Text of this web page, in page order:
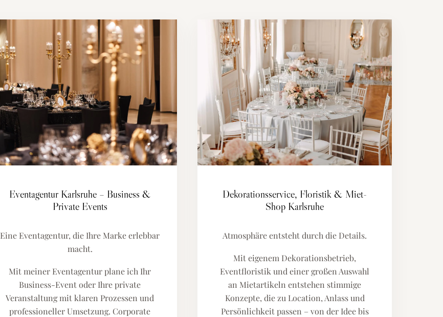
Eventagentur Karlsruhe – Business &
Private Events
Eine Eventagentur, die Ihre Marke erlebbar
macht.
Mit meiner Eventagentur plane ich Ihr
Business-Event oder Ihre private
Veranstaltung mit klaren Prozessen und
professioneller Umsetzung. Corporate
Dekorationsservice, Floristik & Miet-
Shop Karlsruhe
Atmosphäre entsteht durch die Details.
Mit eigenem Dekorationsbetrieb,
Eventfloristik und einer großen Auswahl
an Mietartikeln entstehen stimmige
Konzepte, die zu Location, Anlass und
Persönlichkeit passen – von der Idee bis